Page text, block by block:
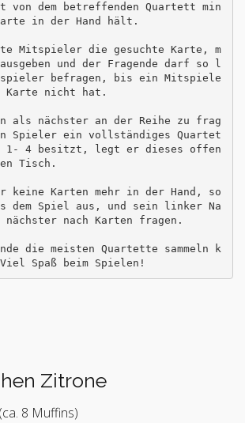
von dem betreffenden Quartett min
in der Hand hält.
Mitspieler die gesuchte Karte, m
und der Fragende darf so l
befragen, bis ein Mitspiele
Karte nicht hat.
als nächster an der Reihe zu frag
Spieler ein vollständiges Quartet
1- 4 besitzt, legt er dieses offen
Tisch.
keine Karten mehr in der Hand, so
dem Spiel aus, und sein linker Na
nach Karten fragen.
die meisten Quartette sammeln k
Spaß beim Spielen!
Zitrone
8 Muffins)